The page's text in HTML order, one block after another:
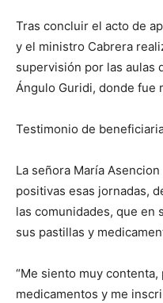
Tras concluir el acto de
y el ministro Cabrera
supervisión por las aulas
Ángulo Guridi, donde fue
Testimonio de
La señora María
positivas esas jornadas,
las comunidades, que en
sus pastillas y
“Me siento muy
medicamentos y me